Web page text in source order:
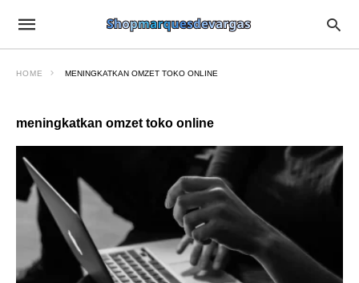
HOME MENINGKATKAN OMZET TOKO ONLINE
meningkatkan omzet toko online